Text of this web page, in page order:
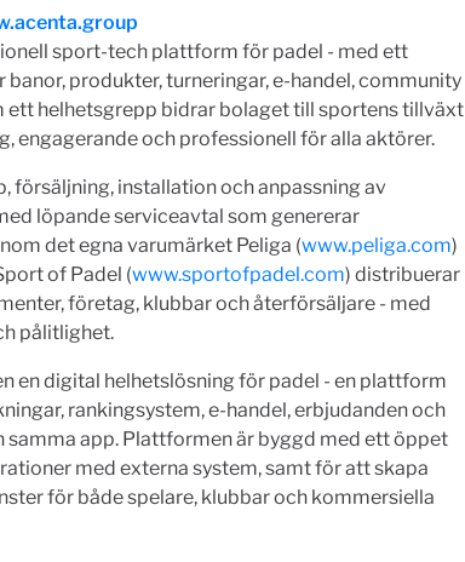
sport-tech plattform för padel - med ett
produkter, turneringar, e-handel, community
ett helhetsgrepp bidrar bolaget till sportens tillväxt
engagerande och professionell för alla aktörer.
försäljning, installation och anpassning av
löpande serviceavtal som genererar
det egna varumärket Peliga (www.peliga.com)
of Padel (www.sportofpadel.com) distribuerar
företag, klubbar och återförsäljare - med
pålitlighet.
en digital helhetslösning för padel - en plattform
rankingsystem, e-handel, erbjudanden och
app. Plattformen är byggd med ett öppet
med externa system, samt för att skapa
för både spelare, klubbar och kommersiella